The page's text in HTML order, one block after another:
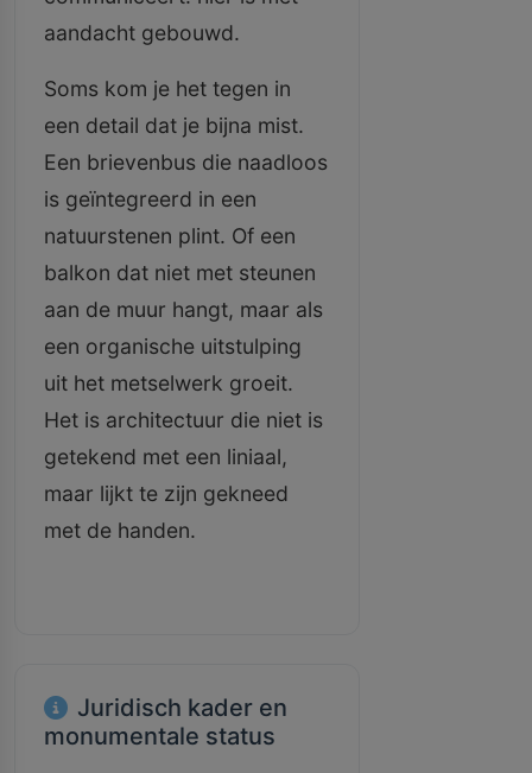
aandacht gebouwd.
Soms kom je het tegen in
een detail dat je bijna mist.
Een brievenbus die naadloos
is geïntegreerd in een
natuurstenen plint. Of een
balkon dat niet met steunen
aan de muur hangt, maar als
een organische uitstulping
uit het metselwerk groeit.
Het is architectuur die niet is
getekend met een liniaal,
maar lijkt te zijn gekneed
met de handen.
Juridisch kader en
monumentale status